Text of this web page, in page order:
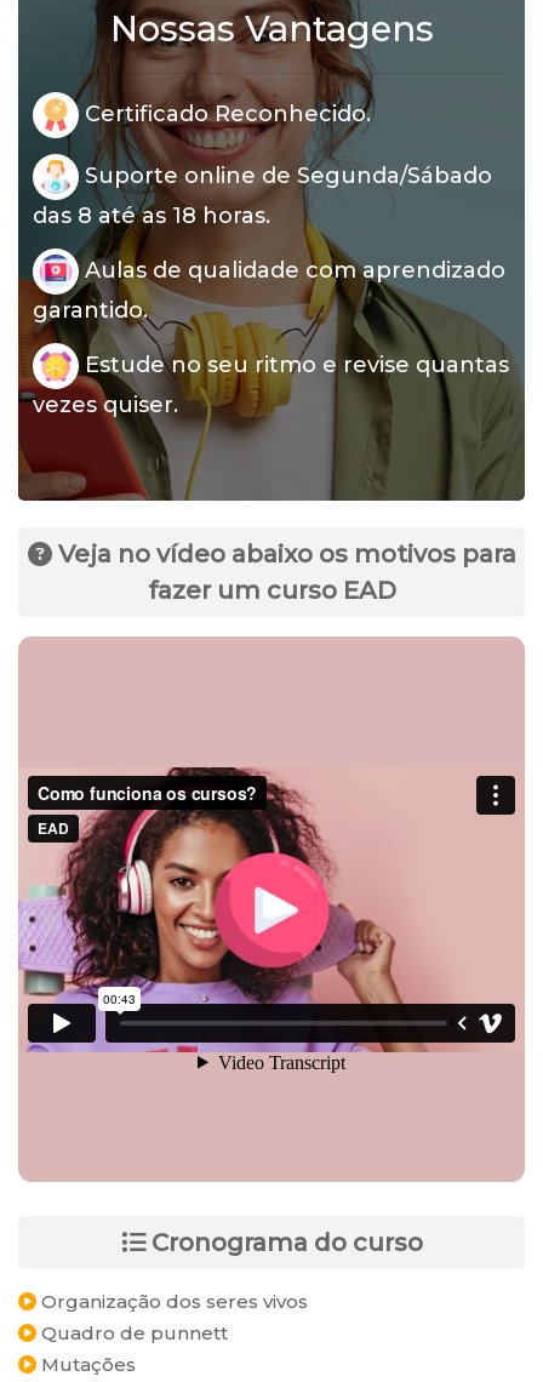
Nossas Vantagens
Certificado Reconhecido.
Suporte online de Segunda/Sábado
das 8 até as 18 horas.
Aulas de qualidade com aprendizado
garantido.
Estude no seu ritmo e revise quantas
vezes quiser.
Veja no vídeo abaixo os motivos para
fazer um curso EAD
Cronograma do curso
Organização dos seres vivos
Quadro de punnett
Mutações